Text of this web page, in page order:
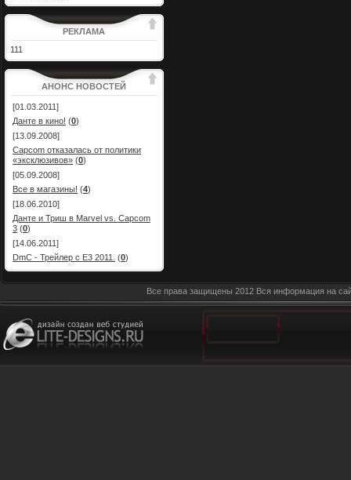
РЕКЛАМА
111
АНОНС НОВОСТЕЙ
[01.03.2011]
Данте в кино! (0)
[13.09.2008]
Capcom отказалась от политики
«эксклюзивов» (0)
[05.09.2008]
Все в магазины! (4)
[18.06.2010]
Данте и Триш в Marvel vs. Capcom
3 (0)
[14.06.2011]
DmC - Трейлер с E3 2011.
(0)
Все права защищены 2012 Вся информация на